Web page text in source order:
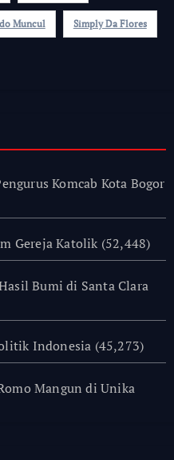
Muncul Simply Da Flores
Komcab Kota Bogor
Gereja Katolik (52,448)
Bumi di Santa Clara
Indonesia (45,273)
Mangun di Unika